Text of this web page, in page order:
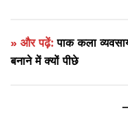
» और पढ़ें:पाक कला
बनाने में क्यों पीछे